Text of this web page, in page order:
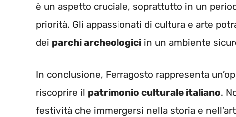
è un aspetto cruciale, soprattutto in un
priorità. Gli appassionati di cultura e arte
dei parchi archeologici in un ambiente
In conclusione, Ferragosto rappresenta
riscoprire il patrimonio culturale italiano.
festività che immergersi nella storia e